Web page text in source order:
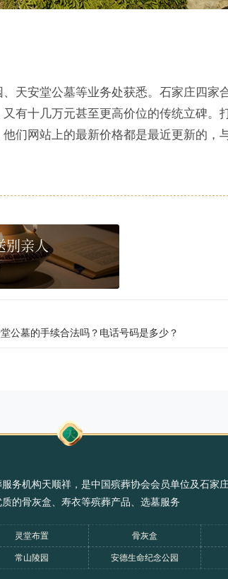
天安堂公墓等业务处获悉。石家庄四家
有十几万元甚至更高价位的传统立碑。
们网站上的最新价格都是最近更新的，
别亲人
公墓的手续合法吗？电话号码是多少？
务机构天顺祥，是中国殡葬协会会员单位及石家
的骨灰盒、寿衣等殡葬产品、选墓服务
灵堂布置 骨灰盒
常山陵园 安德生命纪念公园